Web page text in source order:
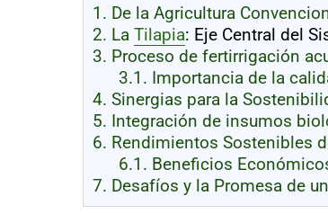
1. De la Agricultura
2. La Tilapia: Eje Central del
3. Proceso de fertirrigación
3.1. Importancia de la
4. Sinergias para la
5. Integración de insumos
6. Rendimientos Sostenibles
6.1. Beneficios
7. Desafíos y la Promesa de